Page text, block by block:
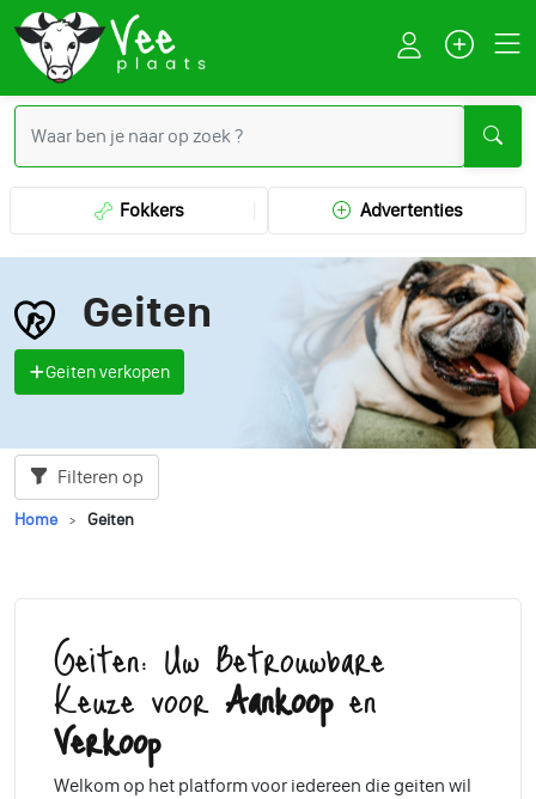
Fokkers Advertenties
Geiten
Geiten verkopen
Filteren op
Home Geiten
Geiten: Uw Betrouwbare
Keuze voorAankoopen
Verkoop
Welkom op het platform voor iedereen die geiten wil